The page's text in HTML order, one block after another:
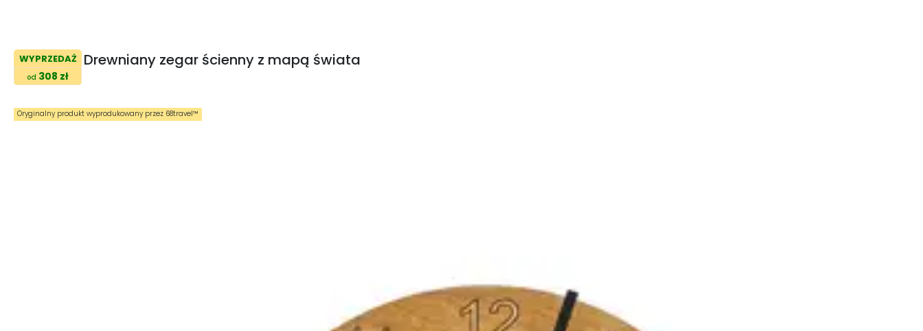
WYPRZEDAŻ
od 308 zł
Drewniany zegar ścienny z mapą świata
Oryginalny produkt wyprodukowany przez 68travel™️